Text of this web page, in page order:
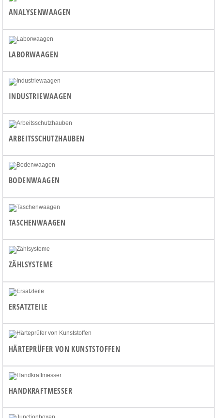
ANALYSENWAAGEN
LABORWAAGEN
INDUSTRIEWAAGEN
ARBEITSSCHUTZHAUBEN
BODENWAAGEN
TASCHENWAAGEN
ZÄHLSYSTEME
ERSATZTEILE
HÄRTEPRÜFER VON KUNSTSTOFFEN
HANDKRAFTMESSER